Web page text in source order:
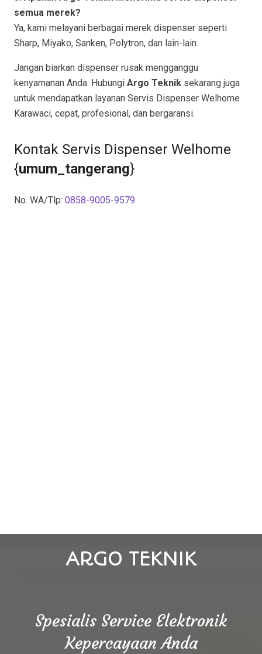
semua merek?
Ya, kami melayani berbagai merek dispenser seperti
Sharp, Miyako, Sanken, Polytron, dan lain-lain.
Jangan biarkan dispenser rusak mengganggu
kenyamanan Anda. Hubungi Argo Teknik sekarang juga
untuk mendapatkan layanan Servis Dispenser Welhome
Karawaci, cepat, profesional, dan bergaransi.
Kontak Servis Dispenser Welhome
{umum_tangerang}
No. WA/Tlp: 0858-9005-9579
ARGO TEKNIK
Spesialis Service Elektronik
Kepercayaan Anda